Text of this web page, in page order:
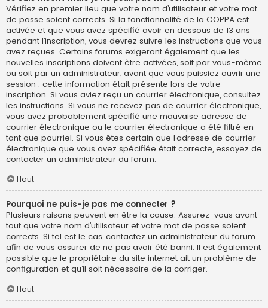
Vérifiez en premier lieu que votre nom d’utilisateur et votre mot
de passe soient corrects. Si la fonctionnalité de la COPPA est
activée et que vous avez spécifié avoir en dessous de 13 ans
pendant l’inscription, vous devrez suivre les instructions que vous
avez reçues. Certains forums exigeront également que les
nouvelles inscriptions doivent être activées, soit par vous-même
ou soit par un administrateur, avant que vous puissiez ouvrir une
session ; cette information était présente lors de votre
inscription. Si vous aviez reçu un courrier électronique, consultez
les instructions. Si vous ne recevez pas de courrier électronique,
vous avez probablement spécifié une mauvaise adresse de
courrier électronique ou le courrier électronique a été filtré en
tant que pourriel. Si vous êtes certain que l’adresse de courrier
électronique que vous avez spécifiée était correcte, essayez de
contacter un administrateur du forum.
Haut
Pourquoi ne puis-je pas me connecter ?
Plusieurs raisons peuvent en être la cause. Assurez-vous avant
tout que votre nom d’utilisateur et votre mot de passe soient
corrects. Si tel est le cas, contactez un administrateur du forum
afin de vous assurer de ne pas avoir été banni. Il est également
possible que le propriétaire du site internet ait un problème de
configuration et qu’il soit nécessaire de la corriger.
Haut